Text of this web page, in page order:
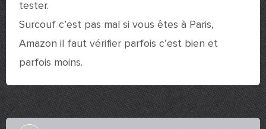
tester.
Surcouf c’est pas mal si vous êtes à Paris,
Amazon il faut vérifier parfois c’est bien et
parfois moins.